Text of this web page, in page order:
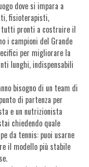
dove si impara a
fisioterapisti,
tutti pronti a costruire il
i campioni del Grande
per migliorare la
lunghi, indispensabili
bisogno di un team di
di partenza per
e un nutrizionista
chiedendo quale
da tennis: puoi usarne
il modello più stabile